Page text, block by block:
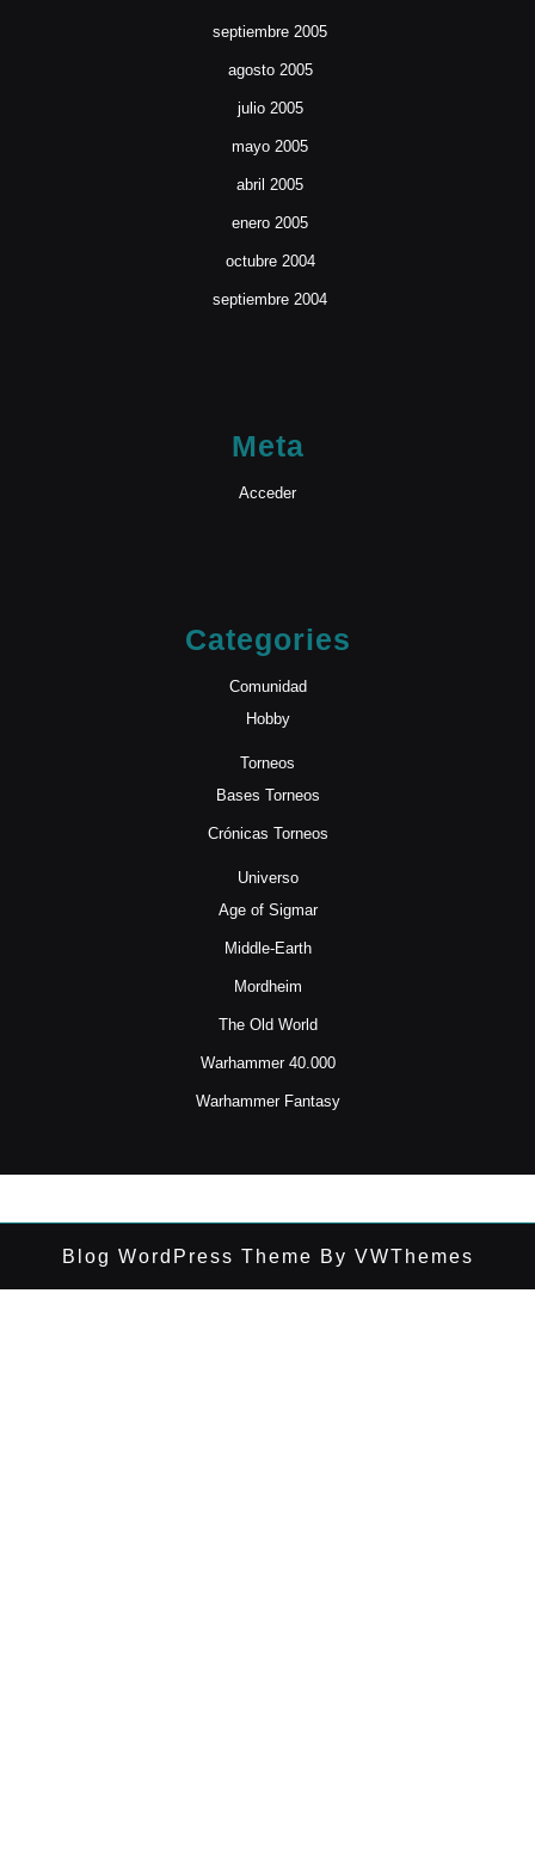
septiembre 2005
agosto 2005
julio 2005
mayo 2005
abril 2005
enero 2005
octubre 2004
septiembre 2004
Meta
Acceder
Categories
Comunidad
Hobby
Torneos
Bases Torneos
Crónicas Torneos
Universo
Age of Sigmar
Middle-Earth
Mordheim
The Old World
Warhammer 40.000
Warhammer Fantasy
Blog WordPress Theme By VWThemes